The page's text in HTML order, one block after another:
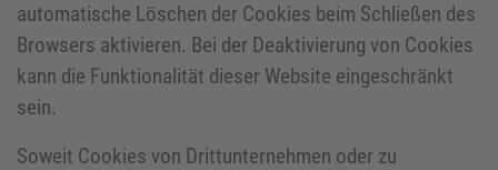
automatische Löschen der Cookies beim Schließen des
Browsers aktivieren. Bei der Deaktivierung von Cookies
kann die Funktionalität dieser Website eingeschränkt
sein.
Soweit Cookies von Drittunternehmen oder zu